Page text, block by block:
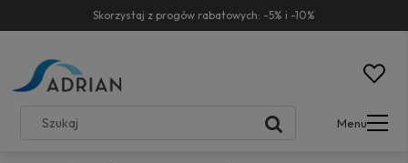
Skorzystaj z progów rabatowych: -5% i -10%
Menu